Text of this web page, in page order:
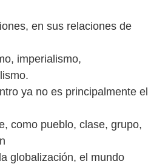
en sus relaciones de
imperialismo,
ya no es principalmente el
como pueblo, clase, grupo,
globalización, el mundo